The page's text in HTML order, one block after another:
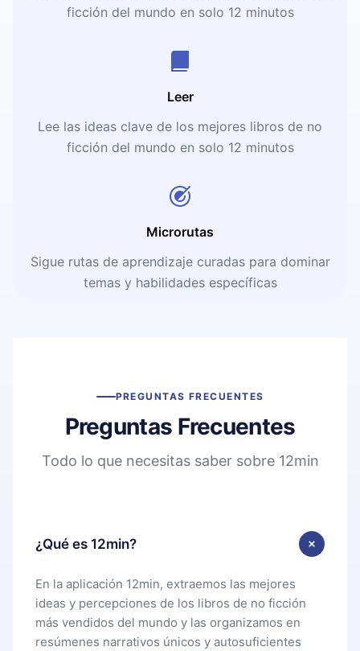
ficción del mundo en solo 12 minutos
Leer
Lee las ideas clave de los mejores libros de no
ficción del mundo en solo 12 minutos
Microrutas
Sigue rutas de aprendizaje curadas para dominar
temas y habilidades específicas
PREGUNTAS FRECUENTES
Preguntas Frecuentes
Todo lo que necesitas saber sobre 12min
¿Qué es 12min?
En la aplicación 12min, extraemos las mejores
ideas y percepciones de los libros de no ficción
más vendidos del mundo y las organizamos en
resúmenes narrativos únicos y autosuficientes